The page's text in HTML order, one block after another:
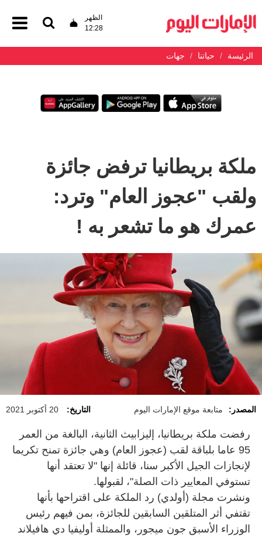
الظهر
12:28
الرئيسة حياتنا جهات
ملكة بريطانيا ترفض جائزة
ولقب "عجوز العام" وترد:
عمرك هو ما تشعر به !
المصدر: متابعة موقع الإمارات اليوم التاريخ: 20 أكتوبر 2021
رفضت ملكة بريطانيا، إليزابيث الثانية، البالغة من العمر
95 عاما بلباقة لقب (عجوز العام) وهي جائزة تمنح تكريما
لإنجازات الجيل الأكبر سنا، قائلة إنها "لا تعتقد أنها
تستوفي المعايير ذات الصلة"، لقبولها.
ونشرت مجلة (أولدي) رد الملكة على اقتراحها بأنها
تقتفي أثر المتلقين السابقين للجائزة، بمن فيهم رئيس
الوزراء الأسبق جون ميجور، والممثلة أوليفيا دي هافيلاند